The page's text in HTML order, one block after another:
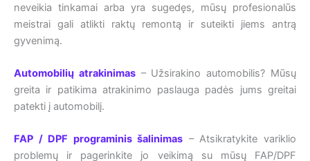
neveikia tinkamai arba yra sugedęs, mūsų profesionalūs
meistrai gali atlikti raktų remontą ir suteikti jiems antrą
gyvenimą.
Automobilių atrakinimas– Užsirakino automobilis? Mūsų
greita ir patikima atrakinimo paslauga padės jums greitai
patekti į automobilį.
FAP / DPF programinis šalinimas – Atsikratykite variklio
problemų ir pagerinkite jo veikimą su mūsų FAP/DPF